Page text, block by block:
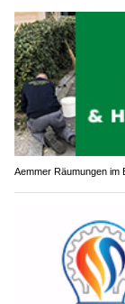
Aemmer Räumungen im